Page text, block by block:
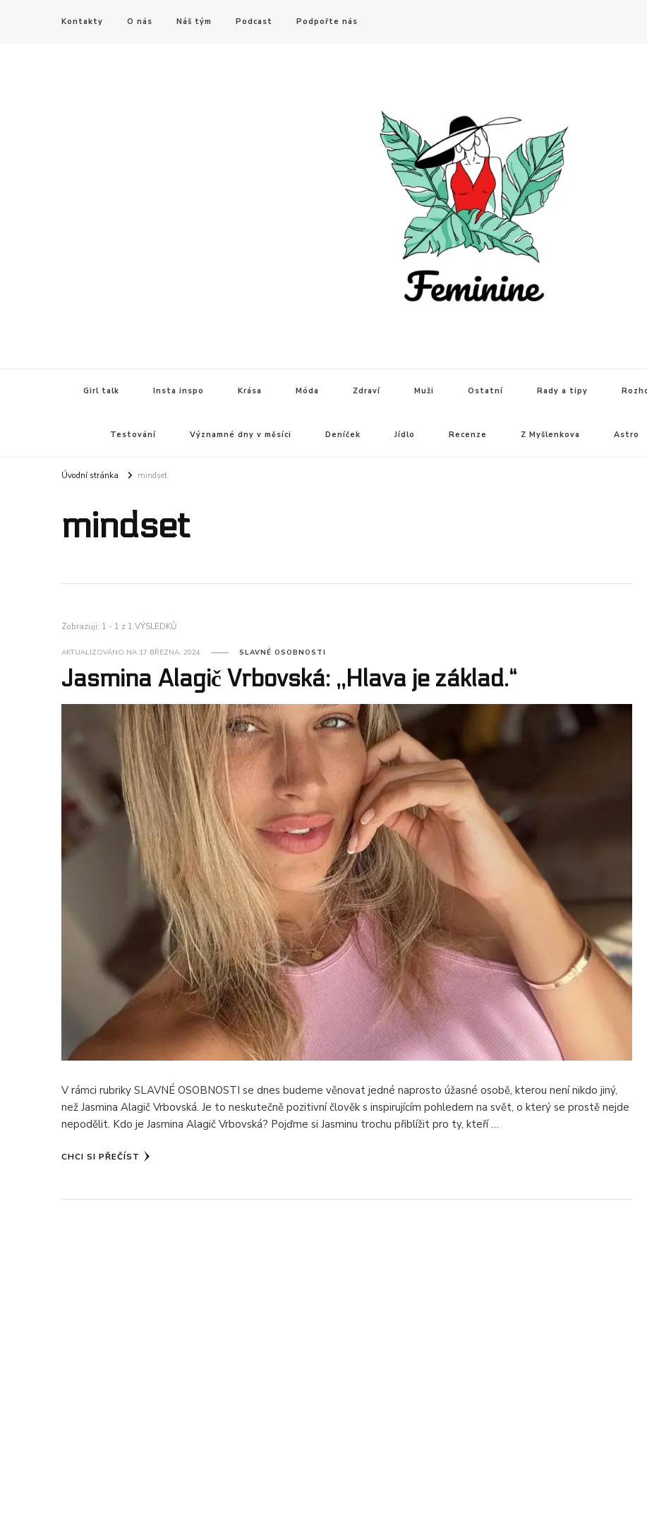
Kontakty O nás Náš tým Podcast Podpořte nás
Girl talk Insta inspo Krása Móda Zdraví Muži Ostatní Rady a tipy
Testování Významné dny v měsíci Deníček Jídlo Recenze Z Myšlenkova Astro
Úvodní stránka mindset
mindset
Zobrazuji: 1 - 1 z 1 VÝSLEDKŮ
AKTUALIZOVÁNO NA 17 BŘEZNA, 2024 SLAVNÉ OSOBNOSTI
Jasmina Alagič Vrbovská: ,,Hlava je základ.“
V rámci rubriky SLAVNÉ OSOBNOSTI se dnes budeme věnovat jedné naprosto úžasné osobě, kterou není nikdo jiný,
než Jasmina Alagič Vrbovská. Je to neskutečně pozitivní člověk s inspirujícím pohledem na svět, o který se prostě nejde
nepodělit. Kdo je Jasmina Alagič Vrbovská? Pojďme si Jasminu trochu přiblížit pro ty, kteří …
CHCI SI PŘEČÍST